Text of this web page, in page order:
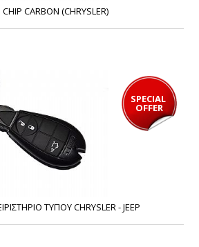
CARBON (CHRYSLER)
SPECIAL
OFFER
ΤΥΠΟΥ CHRYSLER - JEEP